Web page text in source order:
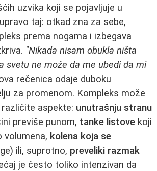
uzvika koji se pojavljuje u
taj: otkad zna za sebe,
prema nogama i izbegava
"Nikada nisam obukla ništa
svetu ne može da me ubedi da mi
rečenica odaje duboku
za promenom. Kompleks može
aspekte: unutrašnju stranu
previše punom, tanke listove koji
volumena, kolena koja se
ili, suprotno, preveliki razmak
je često toliko intenzivan da